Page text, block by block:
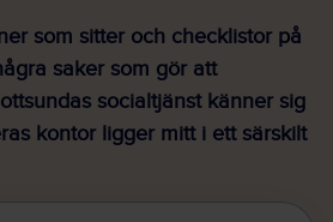
som sitter och checklistor på
saker som gör att
socialtjänst känner sig
kontor ligger mitt i ett särskilt